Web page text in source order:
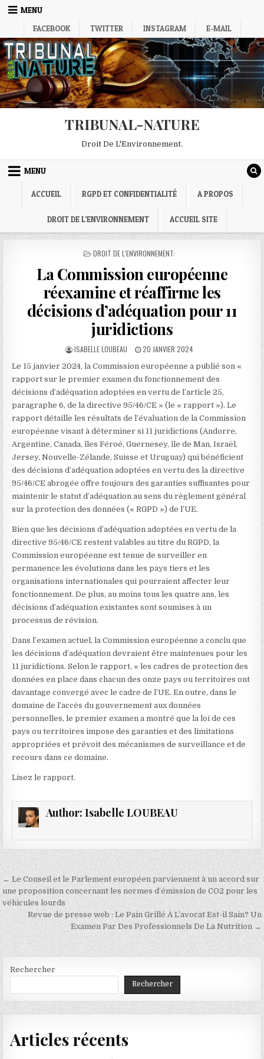
Skip
MENU
FACEBOOK
TWITTER INSTAGRAM E-MAIL
TRIBUNAL-NATURE
Droit De L'Environnement.
MENU
ACCUEIL RGPD ET CONFIDENTIALITÉ A PROPOS
DROIT DE L’ENVIRONNEMENT ACCUEIL SITE
POSTED
DROIT DE L'ENVIRONNEMENT:
La Commission européenne
réexamine et réaffirme les
décisions d’adéquation pour 11
juridictions
AUTHOR:
ISABELLE LOUBEAU
PUBLISHED
20 JANVIER 2024
Le 15 janvier 2024, la Commission européenne a publié son «
rapport sur le premier examen du fonctionnement des
décisions d’adéquation adoptées en vertu de l’article 25,
paragraphe 6, de la directive 95/46/CE » (le « rapport »). Le
rapport détaille les résultats de l’évaluation de la Commission
européenne visant à déterminer si 11 juridictions (Andorre,
Argentine, Canada, îles Féroé, Guernesey, île de Man, Israël,
Jersey, Nouvelle-Zélande, Suisse et Uruguay) qui bénéficient
des décisions d’adéquation adoptées en vertu des la directive
95/46/CE abrogée offre toujours des garanties suffisantes pour
maintenir le statut d’adéquation au sens du règlement général
sur la protection des données (« RGPD ») de l’UE.
Bien que les décisions d’adéquation adoptées en vertu de la
directive 95/46/CE restent valables au titre du RGPD, la
Commission européenne est tenue de surveiller en
permanence les évolutions dans les pays tiers et les
organisations internationales qui pourraient affecter leur
fonctionnement. De plus, au moins tous les quatre ans, les
décisions d’adéquation existantes sont soumises à un
processus de révision.
Dans l’examen actuel, la Commission européenne a conclu que
les décisions d’adéquation devraient être maintenues pour les
11 juridictions. Selon le rapport, « les cadres de protection des
données en place dans chacun des onze pays ou territoires ont
davantage convergé avec le cadre de l’UE. En outre, dans le
domaine de l’accès du gouvernement aux données
personnelles, le premier examen a montré que la loi de ces
pays ou territoires impose des garanties et des limitations
appropriées et prévoit des mécanismes de surveillance et de
recours dans ce domaine.
Lisez le rapport.
Author: Isabelle LOUBEAU
Navigation
de
l’article
← Le Conseil et le Parlement européen parviennent à un accord sur
une proposition concernant les normes d’émission de CO2 pour les
véhicules lourds
Revue de presse web : Le Pain Grillé À L’avocat Est-il Sain? Un
Examen Par Des Professionnels De La Nutrition →
Rechercher
Rechercher
Articles récents